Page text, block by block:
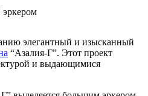
эркером
элегантный и изысканный
“Азалия-Г”. Этот проект
и выдающимися